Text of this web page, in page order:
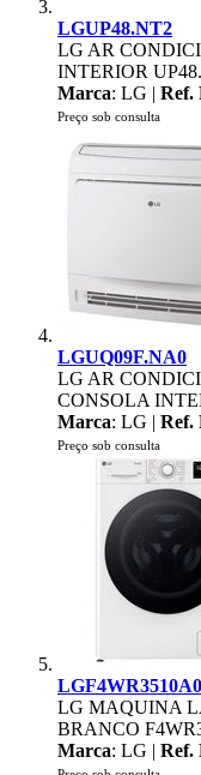
LGUP48.NT2
LG AR
INTERIOR
Marca: LG | Ref.
Preço sob consulta
LGUQ09F.NA0
LG AR
CONSOLA
Marca: LG | Ref.
Preço sob consulta
LG MAQUINA
BRANCO
Marca: LG | Ref.